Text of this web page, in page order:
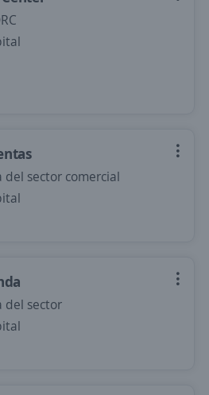
sector comercial
del sector